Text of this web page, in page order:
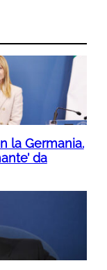
la Germania.
da